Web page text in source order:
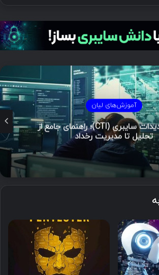
آموزش‌های لیان
هوش تهدیدات سایبری (CTI)؛ راهنمای جامع از
تحلیل تا مدیریت رخداد